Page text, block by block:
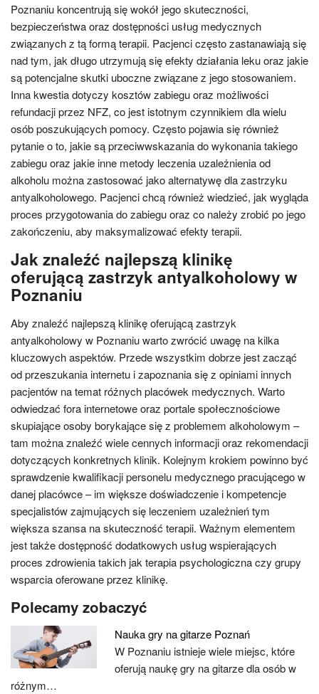
Poznaniu koncentrują się wokół jego skuteczności,
bezpieczeństwa oraz dostępności usług medycznych
związanych z tą formą terapii. Pacjenci często zastanawiają się
nad tym, jak długo utrzymują się efekty działania leku oraz jakie
są potencjalne skutki uboczne związane z jego stosowaniem.
Inna kwestia dotyczy kosztów zabiegu oraz możliwości
refundacji przez NFZ, co jest istotnym czynnikiem dla wielu
osób poszukujących pomocy. Często pojawia się również
pytanie o to, jakie są przeciwwskazania do wykonania takiego
zabiegu oraz jakie inne metody leczenia uzależnienia od
alkoholu można zastosować jako alternatywę dla zastrzyku
antyalkoholowego. Pacjenci chcą również wiedzieć, jak wygląda
proces przygotowania do zabiegu oraz co należy zrobić po jego
zakończeniu, aby maksymalizować efekty terapii.
Jak znaleźć najlepszą klinikę
oferującą zastrzyk antyalkoholowy w
Poznaniu
Aby znaleźć najlepszą klinikę oferującą zastrzyk
antyalkoholowy w Poznaniu warto zwrócić uwagę na kilka
kluczowych aspektów. Przede wszystkim dobrze jest zacząć
od przeszukania internetu i zapoznania się z opiniami innych
pacjentów na temat różnych placówek medycznych. Warto
odwiedzać fora internetowe oraz portale społecznościowe
skupiające osoby borykające się z problemem alkoholowym –
tam można znaleźć wiele cennych informacji oraz rekomendacji
dotyczących konkretnych klinik. Kolejnym krokiem powinno być
sprawdzenie kwalifikacji personelu medycznego pracującego w
danej placówce – im większe doświadczenie i kompetencje
specjalistów zajmujących się leczeniem uzależnień tym
większa szansa na skuteczność terapii. Ważnym elementem
jest także dostępność dodatkowych usług wspierających
proces zdrowienia takich jak terapia psychologiczna czy grupy
wsparcia oferowane przez klinikę.
Polecamy zobaczyć
Nauka gry na gitarze Poznań
W Poznaniu istnieje wiele miejsc, które
oferują naukę gry na gitarze dla osób w
różnym…